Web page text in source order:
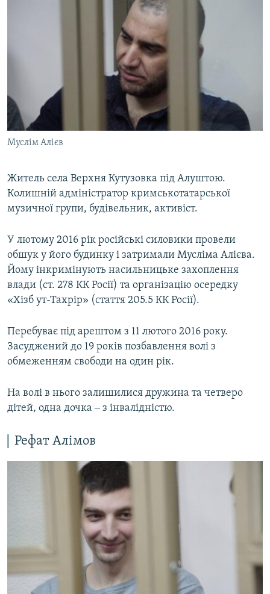
Муслім Алієв
Житель села Верхня Кутузовка під Алуштою.
Колишній адміністратор кримськотатарської
музичної групи, будівельник, активіст.
У лютому 2016 рік російські силовики провели
обшук у його будинку і затримали Мусліма Алієва.
Йому інкримінують насильницьке захоплення
влади (ст. 278 КК Росії) та організацію осередку
«Хізб ут-Тахрір» (стаття 205.5 КК Росії).
Перебуває під арештом з 11 лютого 2016 року.
Засуджений до 19 років позбавлення волі з
обмеженням свободи на один рік.
На волі в нього залишилися дружина та четверо
дітей, одна дочка ‒ з інвалідністю.
Рефат Алімов